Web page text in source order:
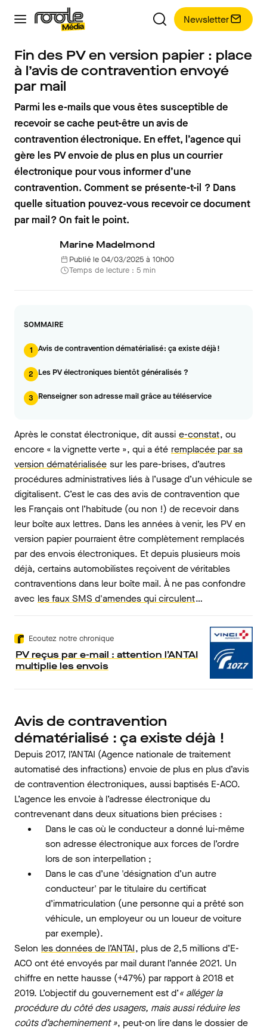
Newsletter
Fin des PV en version papier : place
à l’avis de contravention envoyé
par mail
Parmi les e-mails que vous êtes susceptible de
recevoir se cache peut-être un avis de
contravention électronique. En effet, l’agence qui
gère les PV envoie de plus en plus un courrier
électronique pour vous informer d’une
contravention. Comment se présente-t-il ? Dans
quelle situation pouvez-vous recevoir ce document
par mail ? On fait le point.
Marine Madelmond
Publié le 04/03/2025 à 10h00
Temps de lecture : 5 min
SOMMAIRE
1 Avis de contravention dématérialisé : ça existe déjà !
2 Les PV électroniques bientôt généralisés ?
3 Renseigner son adresse mail grâce au téléservice
Après le constat électronique, dit aussi e-constat, ou
encore « la vignette verte », qui a été remplacée par sa
version dématérialisée sur les pare-brises, d’autres
procédures administratives liés à l’usage d’un véhicule se
digitalisent. C’est le cas des avis de contravention que
les Français ont l’habitude (ou non !) de recevoir dans
leur boîte aux lettres. Dans les années à venir, les PV en
version papier pourraient être complètement remplacés
par des envois électroniques. Et depuis plusieurs mois
déjà, certains automobilistes reçoivent de véritables
contraventions dans leur boîte mail. À ne pas confondre
avec les faux SMS d'amendes qui circulent…
Ecoutez notre chronique
PV reçus par e-mail : attention l’ANTAI
multiplie les envois
Avis de contravention
dématérialisé : ça existe déjà !
Depuis 2017, l’ANTAI (Agence nationale de traitement
automatisé des infractions) envoie de plus en plus d’avis
de contravention électroniques, aussi baptisés E-ACO.
L’agence les envoie à l’adresse électronique du
contrevenant dans deux situations bien précises :
Dans le cas où le conducteur a donné lui-même
son adresse électronique aux forces de l’ordre
lors de son interpellation ;
Dans le cas d’une 'désignation d’un autre
conducteur' par le titulaire du certificat
d’immatriculation (une personne qui a prêté son
véhicule, un employeur ou un loueur de voiture
par exemple).
Selon les données de l’ANTAI, plus de 2,5 millions d’E-
ACO ont été envoyés par mail durant l’année 2021. Un
chiffre en nette hausse (+47%) par rapport à 2018 et
2019. L’objectif du gouvernement est d’« alléger la
procédure du côté des usagers, mais aussi réduire les
coûts d’acheminement », peut-on lire dans le dossier de